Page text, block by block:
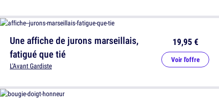
Une affiche de jurons marseillais,
fatigué que tié
L'Avant Gardiste
19,95 €
Voir l'offre